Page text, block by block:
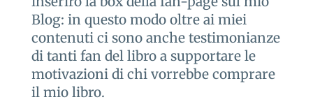
Blog: in questo modo oltre ai miei
contenuti ci sono anche testimonianze
di tanti fan del libro a supportare le
motivazioni di chi vorrebbe comprare
il mio libro.